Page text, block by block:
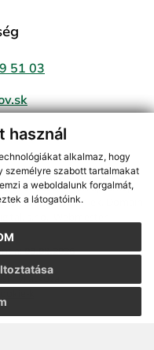
használ
alkalmaz, hogy
személyre szabott tartalmakat
a weboldalunk forgalmát,
a látogatóink.
51 03
az RSS funkcióval,
rendszer),Honlaptérkép
s.r.o.,Domain-ek
03.08.2026
nyilatkozat